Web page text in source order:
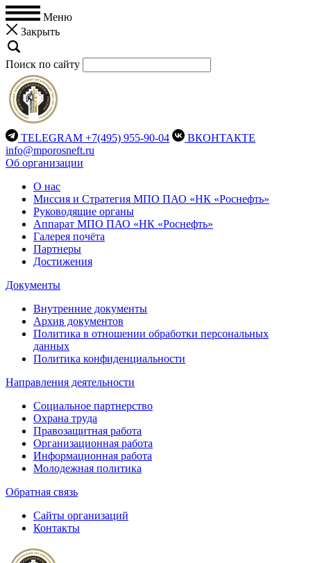
Меню
Закрыть
Поиск по сайту
TELEGRAM +7(495) 955-90-04
ВКОНТАКТЕ
info@mporosneft.ru
Об организации
О нас
Миссия и Стратегия МПО ПАО «НК «Роснефть»
Руководящие органы
Аппарат МПО ПАО «НК «Роснефть»
Галерея почёта
Партнеры
Достижения
Документы
Внутренние документы
Архив документов
Политика в отношении обработки персональных
данных
Политика конфиденциальности
Направления деятельности
Социальное партнерство
Охрана труда
Правозащитная работа
Организационная работа
Информационная работа
Молодежная политика
Обратная связь
Сайты организаций
Контакты